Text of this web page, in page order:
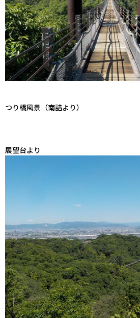
つり橋風景（南詰より）
展望台より